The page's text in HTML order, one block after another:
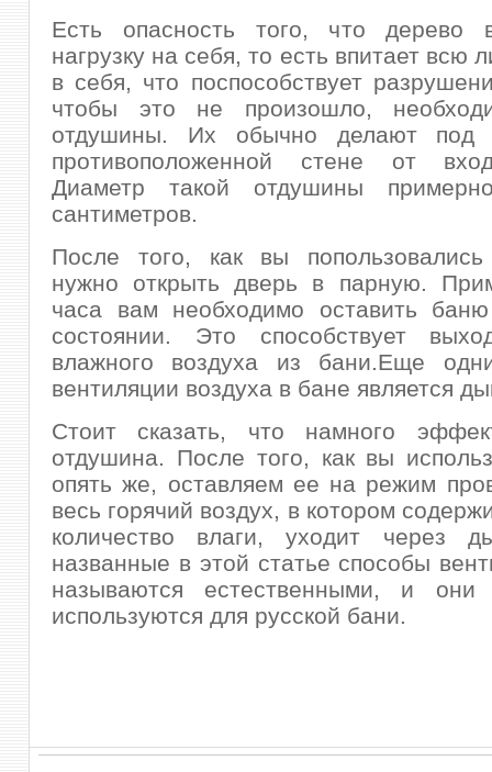
Есть опасность того, что дерево
нагрузку на себя, то есть впитает всю
в себя, что поспособствует
чтобы это не произошло,
отдушины. Их обычно делают под
противоположенной стене от
Диаметр такой отдушины
сантиметров.
После того, как вы
нужно открыть дверь в парную.
часа вам необходимо оставить
состоянии. Это способствует
влажного воздуха из бани.Еще
вентиляции воздуха в бане является
Стоит сказать, что намного
отдушина. После того, как вы
опять же, оставляем ее на режим
весь горячий воздух, в котором
количество влаги, уходит через
названные в этой статье способы
называются естественными, и
используются для русской бани.